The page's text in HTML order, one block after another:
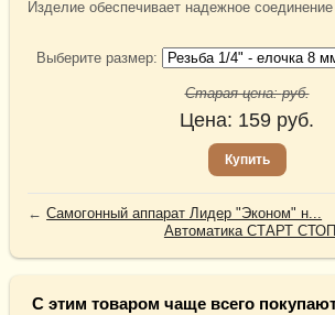
Изделие обеспечивает надежное соединение
Выберите размер:
Старая цена:руб.
Цена: 159 руб.
Купить
←Самогонный аппарат Лидер "Эконом" н...
Автоматика СТАРТ
С этим товаром чаще всего